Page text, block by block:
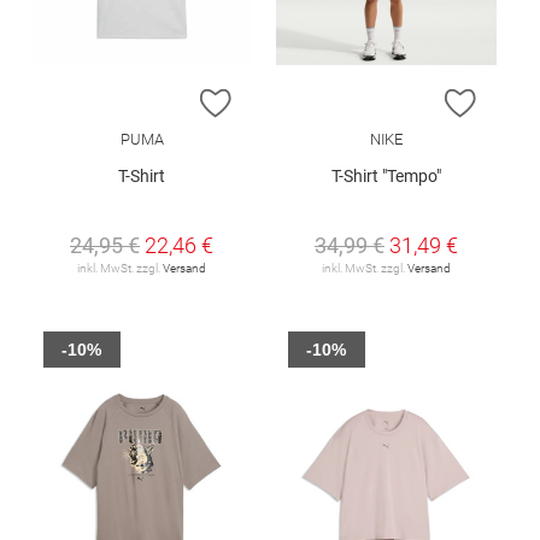
ZUR WUNSCHLISTE HINZUFÜGEN
PUMA
T-Shirt
24,95 € 22,46 €
inkl. MwSt. zzgl. Versand
ZUR
NIKE
T-Shirt "Tempo"
34,99 € 31,49 €
inkl. MwSt. zzgl. Versand
-10% -10%